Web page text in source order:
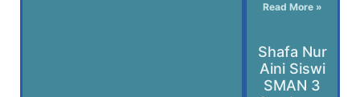
Read More »
Shafa Nur
Aini Siswi
SMAN 3